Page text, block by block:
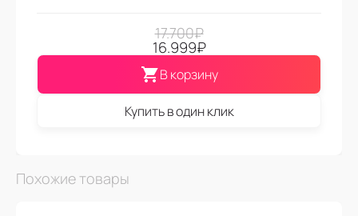
17.700₽
16.999₽
В корзину
Купить в один клик
Похожие товары